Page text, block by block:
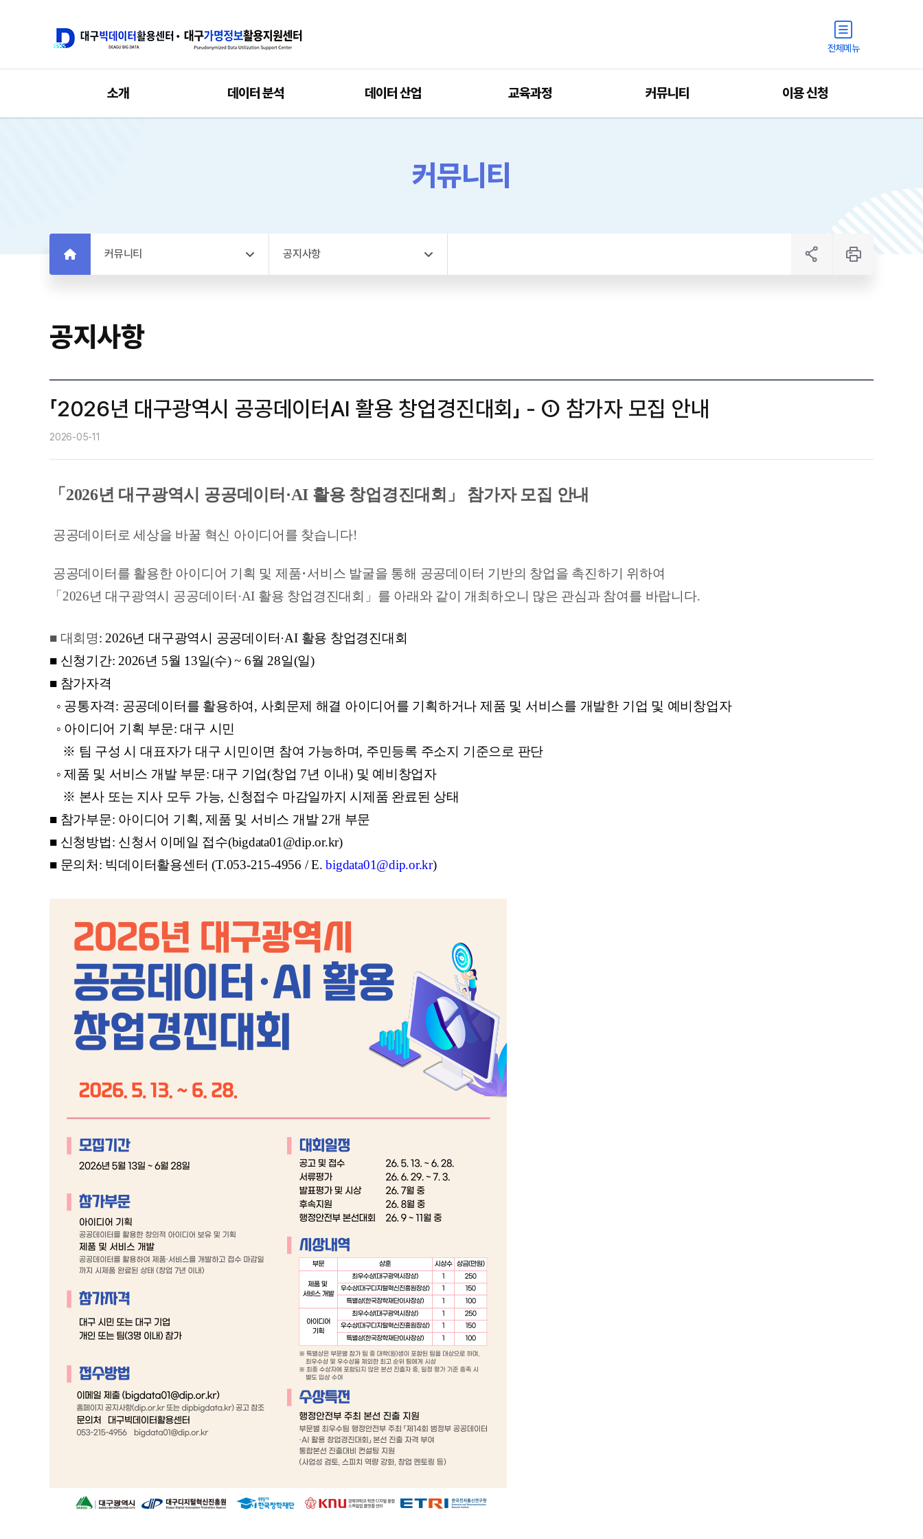
전체메뉴
소개 데이터 분석 데이터 산업 교육과정 커뮤니티 이용 신청
커뮤니티
커뮤니티 공지사항
공지사항
「2026년 대구광역시 공공데이터AI 활용 창업경진대회」 - ① 참가자 모집 안내
2026-05-11
「2026년 대구광역시 공공데이터·AI 활용 창업경진대회」 참가자 모집 안내
공공데이터로 세상을 바꿀 혁신 아이디어를 찾습니다!
공공데이터를 활용한 아이디어 기획 및 제품･서비스 발굴을 통해 공공데이터 기반의 창업을 촉진하기 위하여
「2026년 대구광역시 공공데이터·AI 활용 창업경진대회」를 아래와 같이 개최하오니 많은 관심과 참여를 바랍니다.
■ 대회명: 2026년 대구광역시 공공데이터·AI 활용 창업경진대회
■ 신청기간: 2026년 5월 13일(수) ~ 6월 28일(일)
■ 참가자격
◦ 공통자격: 공공데이터를 활용하여, 사회문제 해결 아이디어를 기획하거나 제품 및 서비스를 개발한 기업 및 예비창업자
◦ 아이디어 기획 부문: 대구 시민
※ 팀 구성 시 대표자가 대구 시민이면 참여 가능하며, 주민등록 주소지 기준으로 판단
◦ 제품 및 서비스 개발 부문: 대구 기업(창업 7년 이내) 및 예비창업자
※ 본사 또는 지사 모두 가능, 신청접수 마감일까지 시제품 완료된 상태
■ 참가부문: 아이디어 기획, 제품 및 서비스 개발 2개 부문
■ 신청방법: 신청서 이메일 접수(bigdata01@dip.or.kr)
■ 문의처: 빅데이터활용센터 (T.053-215-4956 / E.bigdata01@dip.or.kr)